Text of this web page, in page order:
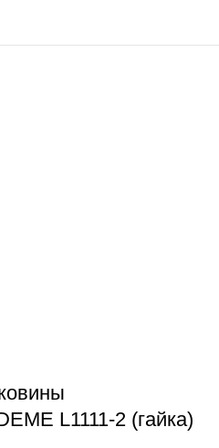
L1111-2 (гайка)